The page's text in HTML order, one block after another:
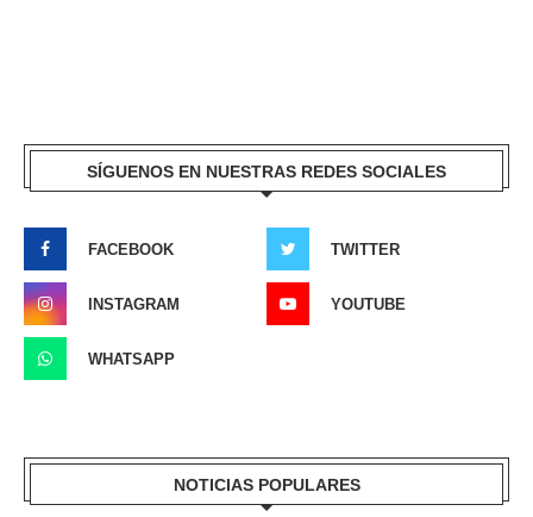
SÍGUENOS EN NUESTRAS REDES SOCIALES
FACEBOOK TWITTER
INSTAGRAM YOUTUBE
WHATSAPP
NOTICIAS POPULARES